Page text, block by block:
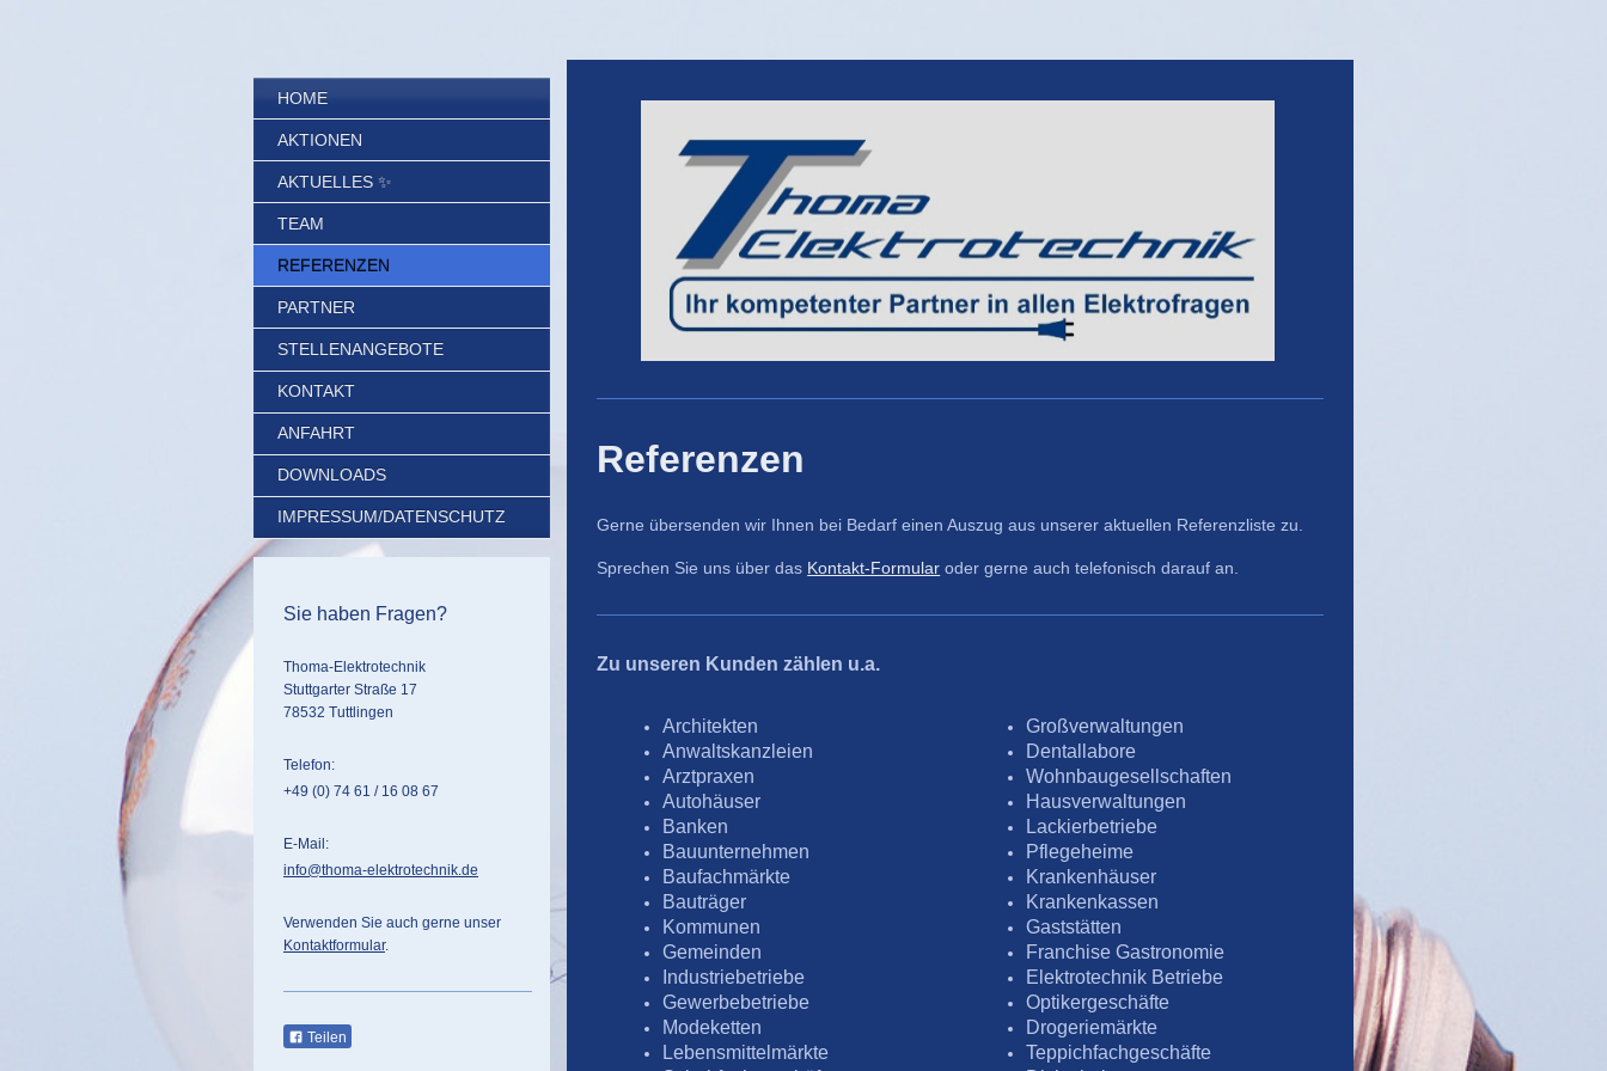
Referenzen
Gerne übersenden wir Ihnen bei Bedarf einen Auszug aus unserer aktuellen Referenzliste zu.
Sprechen Sie uns über das Kontakt-Formular oder gerne auch telefonisch darauf an.
Zu unseren Kunden zählen u.a.
Architekten
Anwaltskanzleien
Arztpraxen
Autohäuser
Banken
Bauunternehmen
Baufachmärkte
Bauträger
Kommunen
Gemeinden
Industriebetriebe
Gewerbebetriebe
Modeketten
Lebensmittelmärkte
Großverwaltungen
Dentallabore
Wohnbaugesellschaften
Hausverwaltungen
Lackierbetriebe
Pflegeheime
Krankenhäuser
Krankenkassen
Gaststätten
Franchise Gastronomie
Elektrotechnik Betriebe
Optikergeschäfte
Drogeriemärkte
Teppichfachgeschäfte
HOME
AKTIONEN
AKTUELLES ✨
TEAM
REFERENZEN
PARTNER
STELLENANGEBOTE
KONTAKT
ANFAHRT
DOWNLOADS
IMPRESSUM/DATENSCHUTZ
Sie haben Fragen?
Thoma-Elektrotechnik
Stuttgarter Straße 17
78532 Tuttlingen
Telefon:
+49 (0) 74 61 / 16 08 67
E-Mail:
info@thoma-elektrotechnik.de
Verwenden Sie auch gerne unser
Kontaktformular.
Teilen